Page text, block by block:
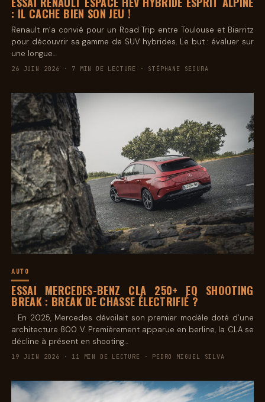
: IL CACHE BIEN SON JEU !
Renault m’a convié pour un Road Trip entre Toulouse et Biarritz
pour découvrir sa gamme de SUV hybrides. Le but : évaluer sur
une longue…
26 JUIN 2026 · 7 MIN DE LECTURE · STÉPHANE SEGURA
AUTO
ESSAI MERCEDES-BENZ CLA 250+ EQ SHOOTING
BREAK : BREAK DE CHASSE ÉLECTRIFIÉ ?
En 2025, Mercedes dévoilait son premier modèle doté d’une
architecture 800 V. Premièrement apparue en berline, la CLA se
décline à présent en shooting…
19 JUIN 2026 · 11 MIN DE LECTURE · PEDRO MIGUEL SILVA